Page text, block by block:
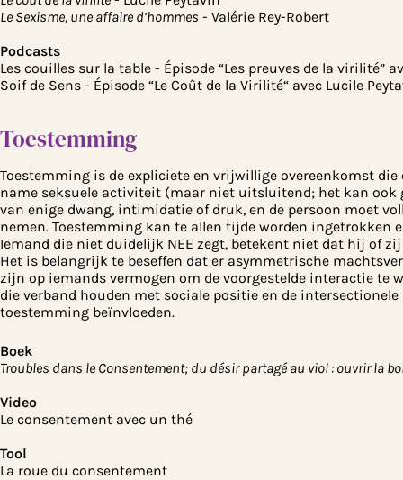
Le Sexisme, une affaire d’hommes - Valérie Rey-Robert
Podcasts
Les couilles sur la table - Épisode “Les preuves de la virilité”
Soif de Sens - Épisode “Le Coût de la Virilité“ avec Lucile
Toestemming
Toestemming is de expliciete en vrijwillige overeenkomst
name seksuele activiteit (maar niet uitsluitend; het kan
van enige dwang, intimidatie of druk, en de persoon moet
nemen. Toestemming kan te allen tijde worden ingetrokken
Iemand die niet duidelijk NEE zegt, betekent niet dat hij of zij
Het is belangrijk te beseffen dat er asymmetrische
zijn op iemands vermogen om de voorgestelde interactie te
die verband houden met sociale positie en de
toestemming beïnvloeden.
Boek
Troubles dans le Consentement; du désir partagé au viol : ouvrir la
Video
Le consentement avec un thé
Tool
La roue du consentement